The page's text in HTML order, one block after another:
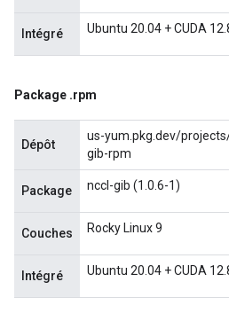
Intégré Ubuntu 20.04 + CUDA
Package .rpm
Dépôt
us-yum.pkg.dev/
gib-rpm
Package nccl-gib (1.0.6-1)
Couches Rocky Linux 9
Intégré Ubuntu 20.04 + CUDA